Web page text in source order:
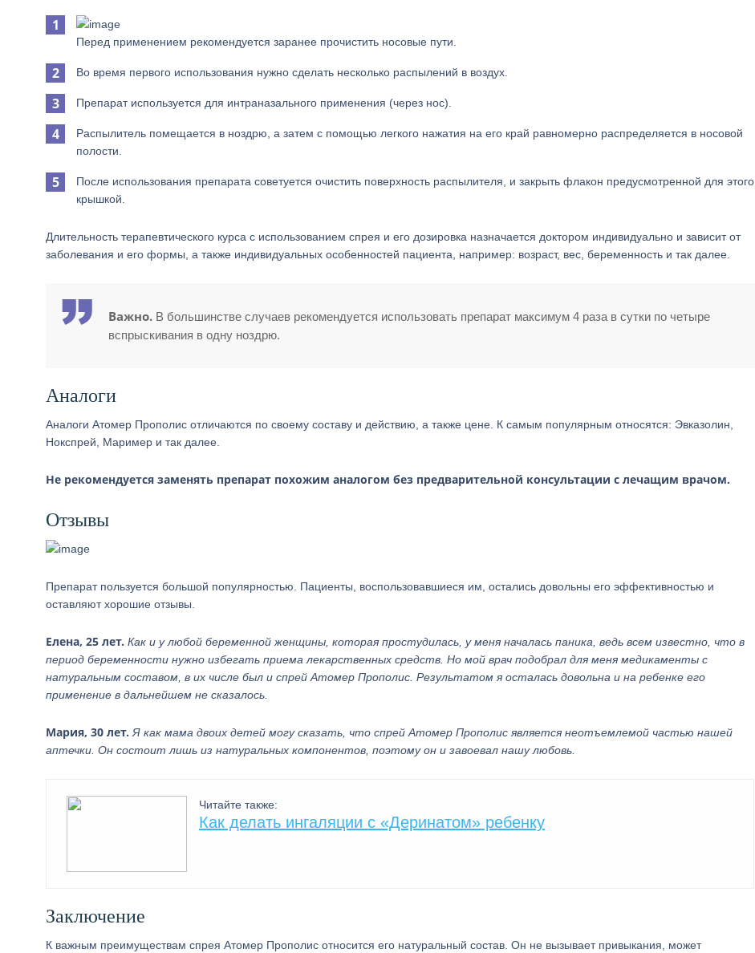
Перед применением рекомендуется заранее прочистить носовые пути.
Во время первого использования нужно сделать несколько распылений в воздух.
Препарат используется для интраназального применения (через нос).
Распылитель помещается в ноздрю, а затем с помощью легкого нажатия на его край равномерно распределяется в носовой
полости.
После использования препарата советуется очистить поверхность распылителя, и закрыть флакон предусмотренной для этого
крышкой.
Длительность терапевтического курса с использованием спрея и его дозировка назначается доктором индивидуально и зависит от
заболевания и его формы, а также индивидуальных особенностей пациента, например: возраст, вес, беременность и так далее.
Важно. В большинстве случаев рекомендуется использовать препарат максимум 4 раза в сутки по четыре
вспрыскивания в одну ноздрю.
Аналоги
Аналоги Атомер Прополис отличаются по своему составу и действию, а также цене. К самым популярным относятся: Эвказолин,
Нокспрей, Маример и так далее.
Не рекомендуется заменять препарат похожим аналогом без предварительной консультации с лечащим врачом.
Отзывы
Препарат пользуется большой популярностью. Пациенты, воспользовавшиеся им, остались довольны его эффективностью и
оставляют хорошие отзывы.
Елена, 25 лет. Как и у любой беременной женщины, которая простудилась, у меня началась паника, ведь всем известно, что в
период беременности нужно избегать приема лекарственных средств. Но мой врач подобрал для меня медикаменты с
натуральным составом, в их числе был и спрей Атомер Прополис. Результатом я осталась довольна и на ребенке его
применение в дальнейшем не сказалось.
Мария, 30 лет. Я как мама двоих детей могу сказать, что спрей Атомер Прополис является неотъемлемой частью нашей
аптечки. Он состоит лишь из натуральных компонентов, поэтому он и завоевал нашу любовь.
Читайте также:
Как делать ингаляции с «Деринатом» ребенку
Заключение
К важным преимуществам спрея Атомер Прополис относится его натуральный состав. Он не вызывает привыкания, может